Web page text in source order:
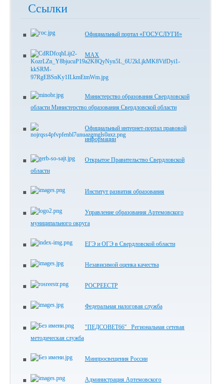
Ссылки
Официальный портал «ГОСУСЛУГИ»
MAX
Министерство образования Свердловской
области Министерство образования Свердловской области
Официальный интернет-портал правовой
информации
Открытое Правительство Свердловской
области
Институт развития образования
Управление образования Артемовского
муниципального округа
ЕГЭ и ОГЭ в Свердловской области
Независимой оценка качества
РОСРЕЕСТР
Федеральная налоговая служба
"ПЕДСОВЕТ66" Региональная сетевая
методическая служба
Минпросвещения России
Администрация Артемовского